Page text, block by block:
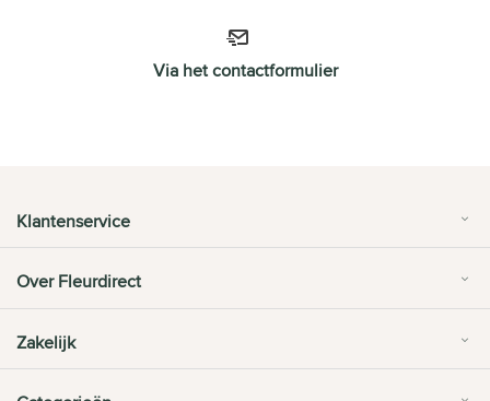
Via het contactformulier
Klantenservice
Over Fleurdirect
Zakelijk